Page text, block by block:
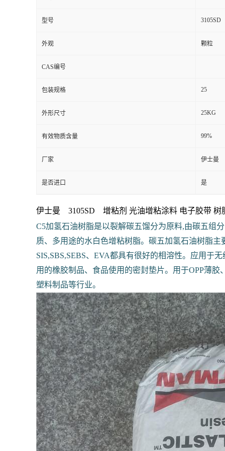
型号 3105SD
外观 颗粒
CAS编号
包装规格 25
外形尺寸 25KG
有效物质含量 99%
厂家 伊士曼
是否进口 是
伊士曼 3105SD 增粘剂 光油增粘涂料 电子胶带 树
C5加氢石油树脂是以裂解碳五馏分为原料,由碳五组
质、多用途的水白色增粘树脂。碳五加氢石油树脂
SIS,SBS,SEBS、EVA都具有很好的相溶性。应用于
用的橡胶制品、食品使用的密封垫片。用于OPP薄
塑料制品等行业。